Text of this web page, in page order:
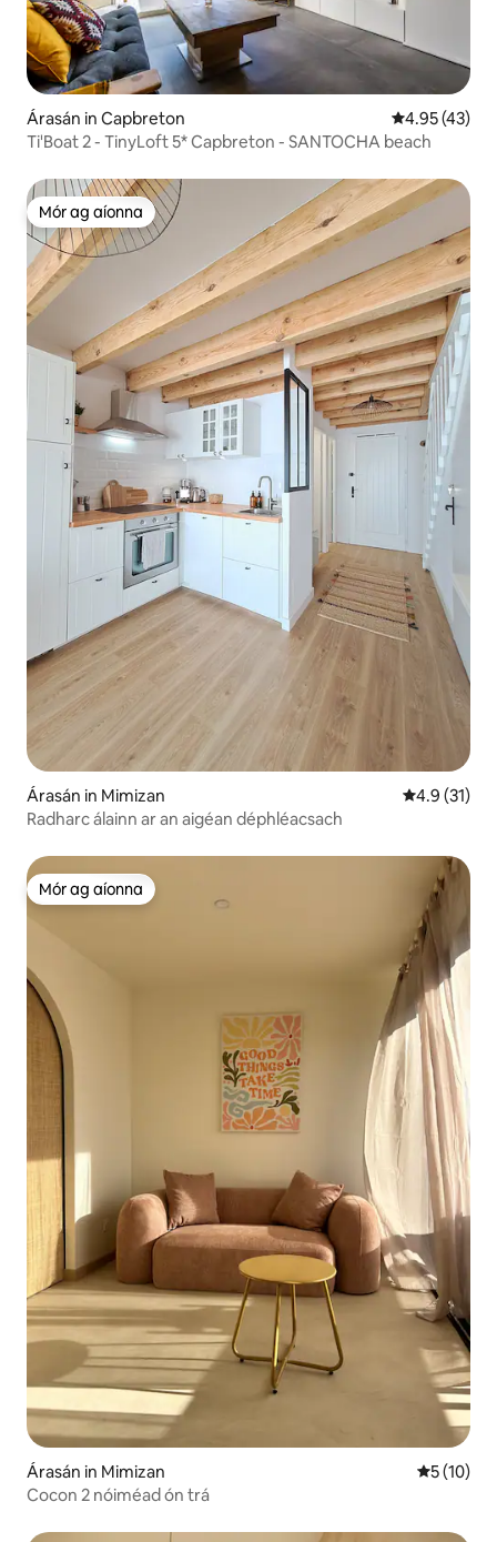
Árasán in Capbreton Meánrátáil
4.95 (43)
Ti'Boat 2 - TinyLoft 5* Capbreton - SANTOCHA beach
Mór ag aíonna
Mór ag aíonna
Árasán in Mimizan Meánrátáil
4.9 (31)
Radharc álainn ar an aigéan déphléacsach
Mór ag aíonna
Mór ag aíonna
Árasán in Mimizan
5 (10)
Cocon 2 nóiméad ón trá